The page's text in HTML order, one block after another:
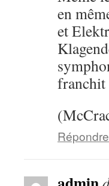
en
et
franchit
Répondre